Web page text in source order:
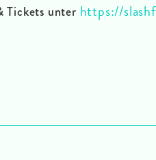
Tickets unter https://